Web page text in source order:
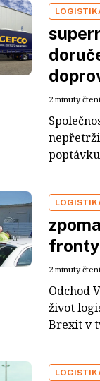
2 minuty čtení
fronty
2 minuty čtení
Odchod
život
Brexit v